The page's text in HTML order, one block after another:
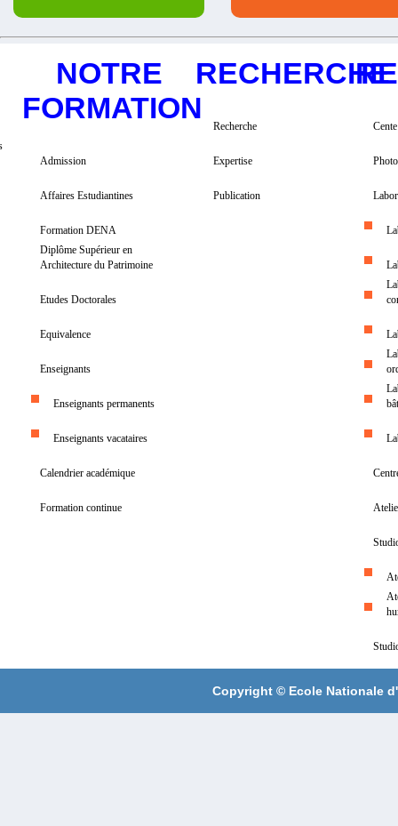
NOTRE
FORMATION
Admission
Affaires Estudiantines
Formation DENA
Diplôme Supérieur en
Architecture du Patrimoine
Etudes Doctorales
Equivalence
Enseignants
Enseignants permanents
Enseignants vacataires
Calendrier académique
Formation continue
RECHERCHE
Recherche
Expertise
Publication
Copyright © Ecole Nationale